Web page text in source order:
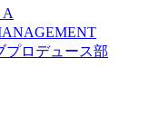
プロデュース部